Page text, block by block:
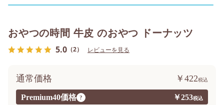
おやつの時間 牛皮 のおやつ ドーナッツ
5.0 （2） レビューを見る
Premium40価格 ? ￥253
通常価格 ￥422